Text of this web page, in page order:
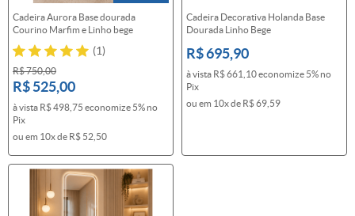
Cadeira Aurora Base dourada
Courino Marfim e Linho bege
(1)
R$ 750,00
R$ 525,00
à vista R$ 498,75 economize 5% no
Pix
ou em 10xde R$ 52,50
Cadeira Decorativa Holanda Base
Dourada Linho Bege
R$ 695,90
à vista R$ 661,10economize 5% no
Pix
ou em 10xde R$ 69,59